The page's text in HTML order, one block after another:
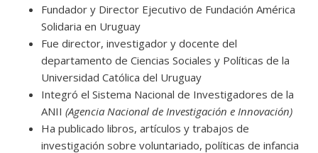
Fundador y Director Ejecutivo de Fundación América
Solidaria en Uruguay
Fue director, investigador y docente del
departamento de Ciencias Sociales y Políticas de la
Universidad Católica del Uruguay
Integró el Sistema Nacional de Investigadores de la
ANII(Agencia Nacional de Investigación e Innovación)
Ha publicado libros, artículos y trabajos de
investigación sobre voluntariado, políticas de infancia